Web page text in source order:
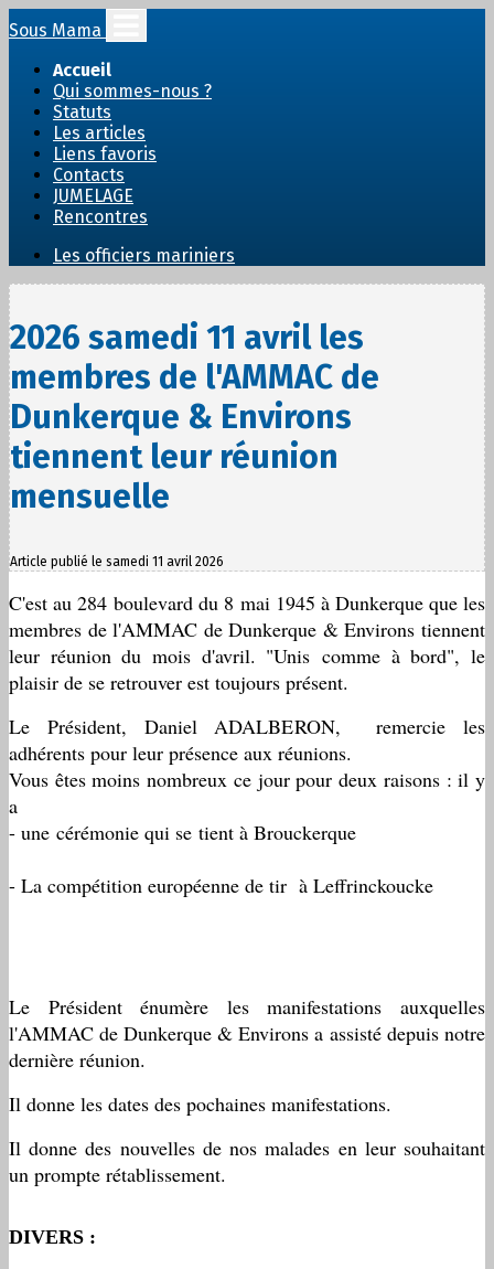
Sous Mama
Accueil
Qui sommes-nous ?
Statuts
Les articles
Liens favoris
Contacts
JUMELAGE
Rencontres
Les officiers mariniers
2026 samedi 11 avril les
membres de l'AMMAC de
Dunkerque & Environs
tiennent leur réunion
mensuelle
Article publié le samedi 11 avril 2026
C'est au 284 boulevard du 8 mai 1945 à Dunkerque que les
membres de l'AMMAC de Dunkerque & Environs tiennent
leur réunion du mois d'avril. "Unis comme à bord", le
plaisir de se retrouver est toujours présent.
Le Président, Daniel ADALBERON, remercie les
adhérents pour leur présence aux réunions.
Vous êtes moins nombreux ce jour pour deux raisons : il y
a
- une cérémonie qui se tient à Brouckerque
- La compétition européenne de tir à Leffrinckoucke
Le Président énumère les manifestations auxquelles
l'AMMAC de Dunkerque & Environs a assisté depuis notre
dernière réunion.
Il donne les dates des pochaines manifestations.
Il donne des nouvelles de nos malades en leur souhaitant
un prompte rétablissement.
DIVERS :